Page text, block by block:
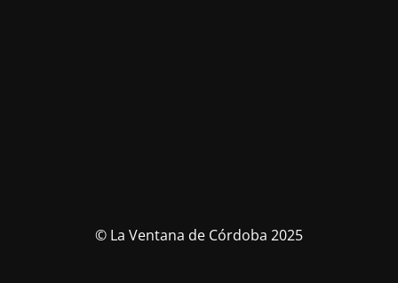
© La Ventana de Córdoba 2025